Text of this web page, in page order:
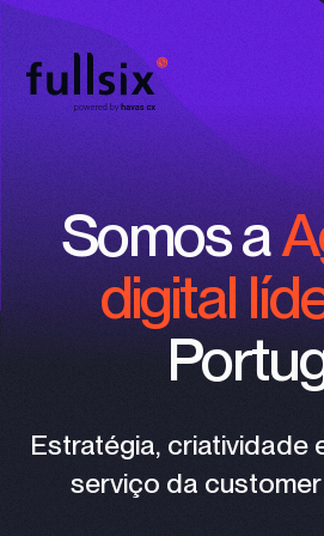
Quem
Clientes
Serviços
Vagas
Somos a
digital
Estratégia, criatividade
serviço da